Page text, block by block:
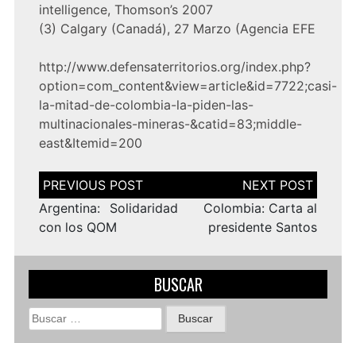
intelligence, Thomson’s 2007
(3) Calgary (Canadá), 27 Marzo (Agencia EFE
http://www.defensaterritorios.org/index.php?
option=com_content&view=article&id=7722;casi-
la-mitad-de-colombia-la-piden-las-
multinacionales-mineras-&catid=83;middle-
east&Itemid=200
Navegación
de
entradas
Argentina: Solidaridad
con los QOM
Colombia: Carta al
presidente Santos
BUSCAR
Buscar: